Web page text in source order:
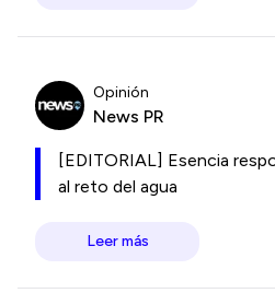
Opinión
News PR
[EDITORIAL] Esencia
al reto del agua
Leer más